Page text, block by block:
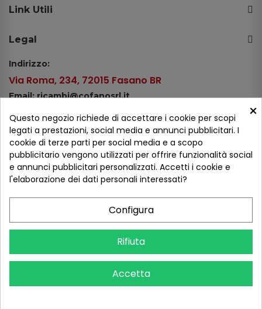
Link Utili
Legal
Indirizzo:
Via Roma, 234, 72015 Fasano BR
Email: ricambi@cofanosrl.it
Tel.: +39 080 44 13 478
WhatsApp: +39 334 98 51 100
Metodi di pagamento
×
Questo negozio richiede di accettare i cookie per scopi
legati a prestazioni, social media e annunci pubblicitari. I
cookie di terze parti per social media e a scopo
pubblicitario vengono utilizzati per offrire funzionalità social
e annunci pubblicitari personalizzati. Accetti i cookie e
l'elaborazione dei dati personali interessati?
Configura
Rifiuta
Accetta